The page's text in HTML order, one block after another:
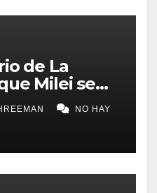
de La
Milei se
provincia de
NO HAY